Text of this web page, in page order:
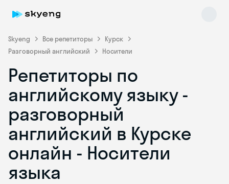
Skyeng Все репетиторы
Курск
Разговорный английский
Носители
Репетиторы по
английскому языку -
разговорный
английский в Курске
онлайн - Носители
языка
Skyeng Chat